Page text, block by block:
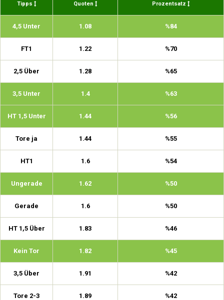
Tipps Quoten Prozentsatz
4,5 Unter 1.08 %84
FT1 1.22 %70
2,5 Über 1.28 %65
3,5 Unter 1.4 %63
HT 1,5 Unter 1.44 %56
Tore ja 1.44 %55
HT1 1.6 %54
Ungerade 1.62 %50
Gerade 1.6 %50
HT 1,5 Über 1.83 %46
Kein Tor 1.82 %45
3,5 Über 1.91 %42
Tore 2-3 1.89 %42